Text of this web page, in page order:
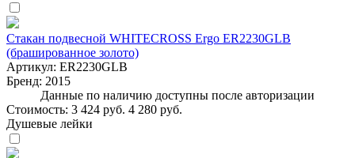
Стакан подвесной WHITECROSS Ergo ER2230GLB
(брашированное золото)
Артикул: ER2230GLB
Бренд: 2015
Данные по наличию доступны после авторизации
Стоимость: 3 424 руб. 4 280 руб.
Душевые лейки